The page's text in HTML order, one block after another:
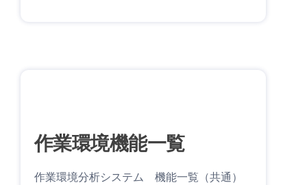
作業環境機能一覧
作業環境分析システム 機能一覧（共通）